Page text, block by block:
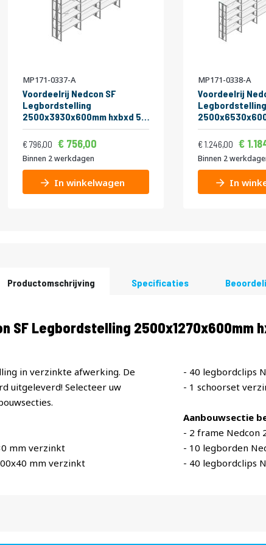
MP171-0337-A
Voordeelrij Nedcon SF
Legbordstelling
2500x3930x600mm hxbxd 5
niveaus Metaal Verzinkt
175kg Dubbel
Normale prijs
796,00 963,16
Vanaf
756,00
Binnen 2 werkdagen
In winkelwagen
MP171-0338-A
Voordeelrij
Legbordstelling
niveaus Metaal
175kg Dubbel
Normale prijs
1.246,00
Vanaf
Binnen 2
In
Productomschrijving
SF Legbordstelling 2500x1270x600mm
in verzinkte afwerking. De
uitgeleverd! Selecteer uw
mm verzinkt
mm verzinkt
- 40 legbordclips
- 1 schoorset
Aanbouwsectie
- 2 frame Nedcon
- 10 legborden
- 40 legbordclips
Specificaties